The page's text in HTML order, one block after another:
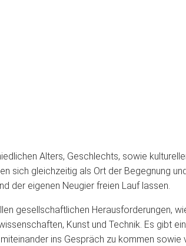
Alters, Geschlechts, sowie
sich gleichzeitig als Ort der Begegnung
der eigenen Neugier freien Lauf lassen.
gesellschaftlichen Herausforderungen,
Kunst und Technik. Es gibt
ins Gespräch zu kommen